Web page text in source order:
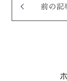
前の記